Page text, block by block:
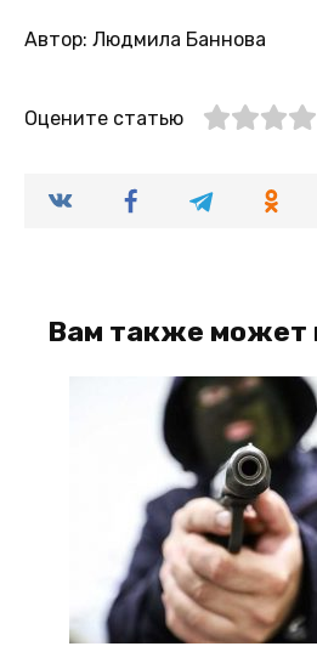
Автор: Людмила Баннова
Оцените статью
Вам также может